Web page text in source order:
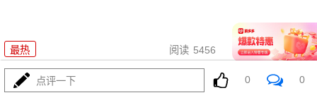
最热 阅读 5456 08-02
特朗普要对伊朗“断气断电”？这豪赌让全球买单
点评一下 0 0